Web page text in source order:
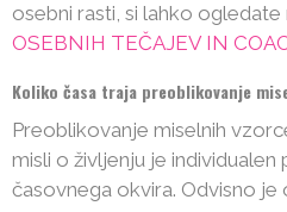
osebni rasti, si lahko ogledate
OSEBNIH TEČAJEV IN
Koliko časa traja preoblikovanje
Preoblikovanje miselnih
misli o življenju je
časovnega okvira. Odvisno je